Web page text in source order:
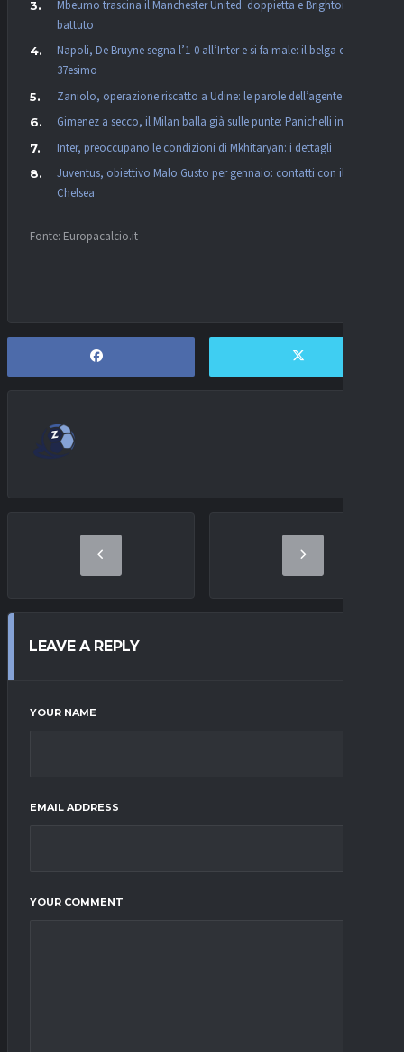
Mbeumo trascina il Manchester United: doppietta e Brighton
battuto
Napoli, De Bruyne segna l’1-0 all’Inter e si fa male: il belga esce al
37esimo
Zaniolo, operazione riscatto a Udine: le parole dell’agente
Gimenez a secco, il Milan balla già sulle punte: Panichelli in pole
Inter, preoccupano le condizioni di Mkhitaryan: i dettagli
Juventus, obiettivo Malo Gusto per gennaio: contatti con il
Chelsea
Fonte: Europacalcio.it
LEAVE A REPLY
YOUR NAME
EMAIL ADDRESS
YOUR COMMENT